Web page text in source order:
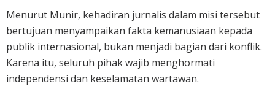
Menurut Munir, kehadiran jurnalis dalam misi tersebut
bertujuan menyampaikan fakta kemanusiaan kepada
publik internasional, bukan menjadi bagian dari konflik.
Karena itu, seluruh pihak wajib menghormati
independensi dan keselamatan wartawan.